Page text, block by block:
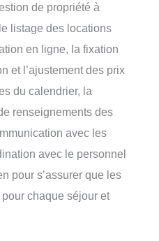
de propriété à
listage des locations
en ligne, la fixation
et l’ajustement des prix
du calendrier, la
renseignements des
avec les
avec le personnel
pour s’assurer que les
chaque séjour et